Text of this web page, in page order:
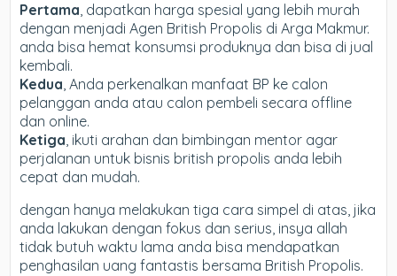
Pertama, dapatkan harga spesial yang lebih murah
dengan menjadi Agen British Propolis di Arga Makmur.
anda bisa hemat konsumsi produknya dan bisa di jual
kembali.
Kedua, Anda perkenalkan manfaat BP ke calon
pelanggan anda atau calon pembeli secara offline
dan online.
Ketiga, ikuti arahan dan bimbingan mentor agar
perjalanan untuk bisnis british propolis anda lebih
cepat dan mudah.
dengan hanya melakukan tiga cara simpel di atas, jika
anda lakukan dengan fokus dan serius, insya allah
tidak butuh waktu lama anda bisa mendapatkan
penghasilan uang fantastis bersama British Propolis.